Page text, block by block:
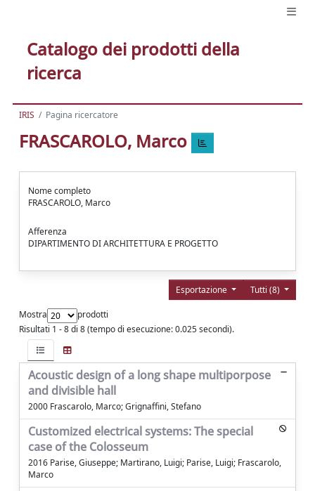
Catalogo dei prodotti della
ricerca
IRIS Pagina ricercatore
FRASCAROLO, Marco
Nome completo
FRASCAROLO, Marco
Afferenza
DIPARTIMENTO DI ARCHITETTURA E PROGETTO
Tutti (8)
Esportazione
Mostra
prodotti
Risultati 1 - 8 di 8 (tempo di esecuzione: 0.025 secondi).
Acoustic design of a long shape multiporpose
and divisible hall
2000 Frascarolo, Marco; Grignaffini, Stefano
Customized electrical systems: The special
case of the Colosseum
2016 Parise, Giuseppe; Martirano, Luigi; Parise, Luigi; Frascarolo,
Marco